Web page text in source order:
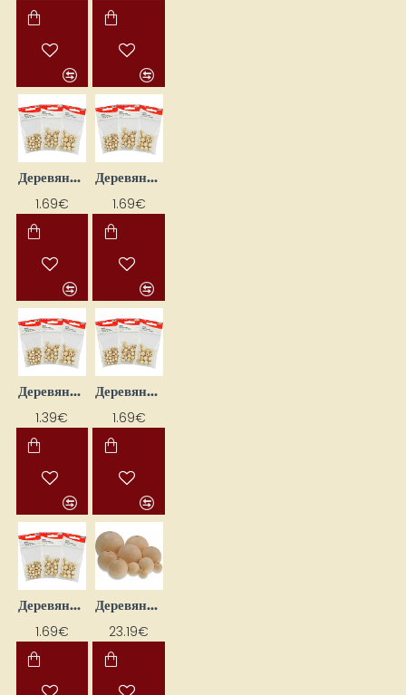
Деревянные бусины (D 8 мм, 34 шт.)
1.69€
Деревянные бусины (Ø 14 мм, 9 шт.)
1.69€
Деревянные бусины (Ø 4 мм, 67 шт.)
1.39€
Деревянные бусины (Ø 6 мм, 50 шт.)
1.69€
Деревянные бусины (диаметр 12 мм, 16 шт.)
1.69€
Деревянные бусины - нанизываемые (64 шт.)
23.19€